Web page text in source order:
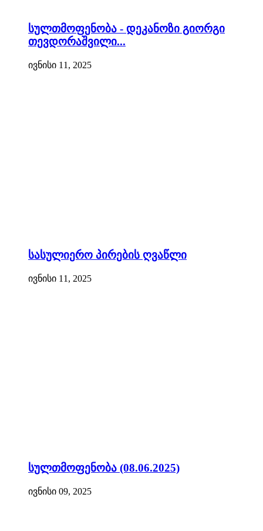
სულთმოფენობა - დეკანოზი გიორგი
თევდორაშვილი...
ივნისი 11, 2025
სასულიერო პირების ღვაწლი
ივნისი 11, 2025
სულთმოფენობა (08.06.2025)
ივნისი 09, 2025